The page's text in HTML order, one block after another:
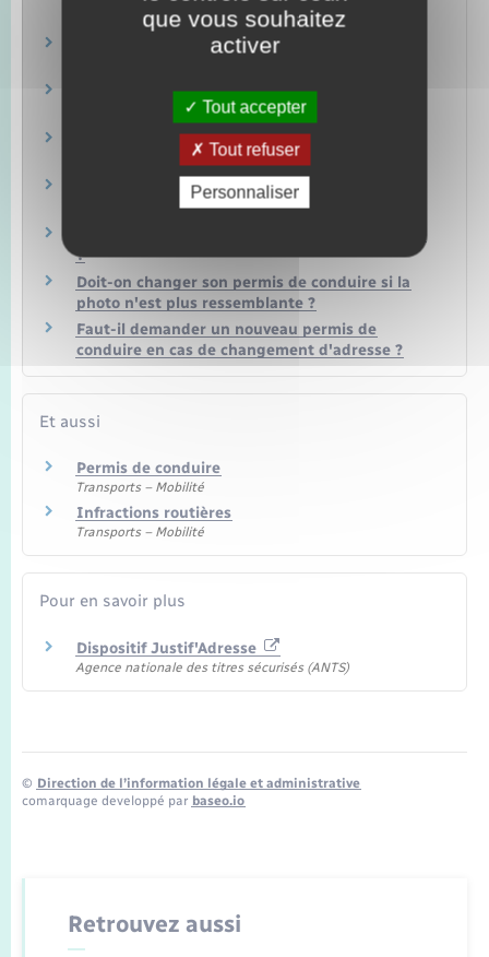
permis de conduire ?
Comment faire ajouter une nouvelle catégorie
Quelle est la durée de validité d'un permis de
Demande de permis de conduire : quelle pièce
d'identité peut-on présenter ?
Demande en ligne de permis de conduire :
comment être aidé dans la démarche ?
?
Doit-on changer son permis de conduire si la
photo n'est plus ressemblante ?
Faut-il demander un nouveau permis de
conduire en cas de changement d'adresse ?
Et aussi
Permis de conduire
Transports – Mobilité
Infractions routières
Transports – Mobilité
Pour en savoir plus
Dispositif Justif'Adresse
Agence nationale des titres sécurisés (ANTS)
© Direction de l’information légale et administrative
comarquage developpé par baseo.io
Retrouvez aussi
que vous souhaitez
activer
Tout accepter
Tout refuser
Personnaliser